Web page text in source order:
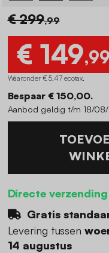
€ 299,99
€ 149,99
Waaronder € 5,47 ecotax.
Bespaar € 150,00.
Aanbod geldig t/m 18/
Directe verzending
Gratis
Levering tussen
14 augustus